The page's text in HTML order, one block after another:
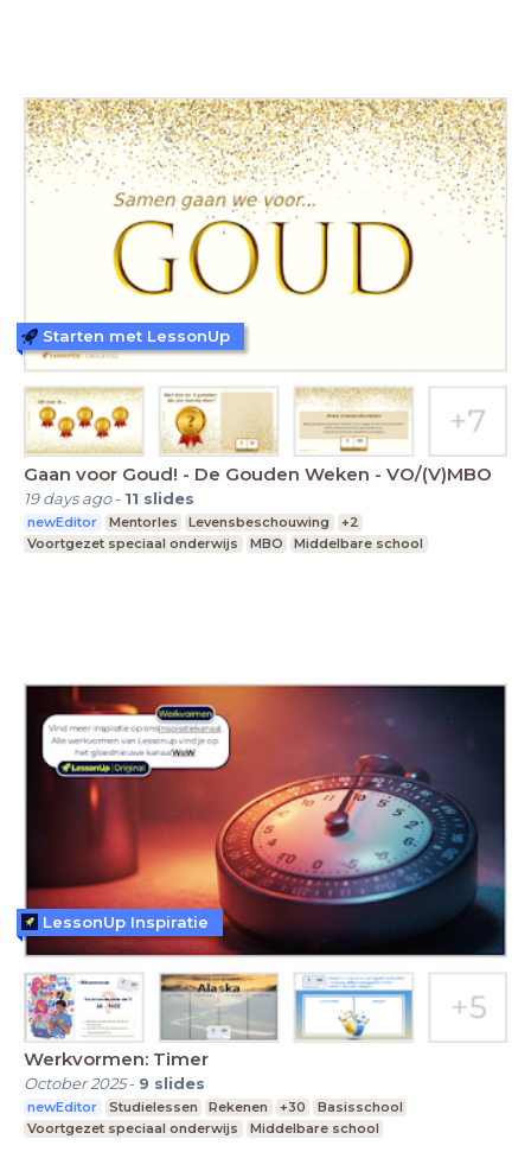
Gaan voor Goud! - De Gouden Weken - VO/(V)MBO
19 days ago- 11 slides
newEditor Mentorles Levensbeschouwing
+2
Voortgezet speciaal onderwijs
MBO Middelbare school
Starten met LessonUp
Werkvormen: Timer
October 2025- 9 slides
newEditor Studielessen Rekenen +30
Basisschool
Voortgezet speciaal onderwijs
Middelbare school
LessonUp Inspiratie